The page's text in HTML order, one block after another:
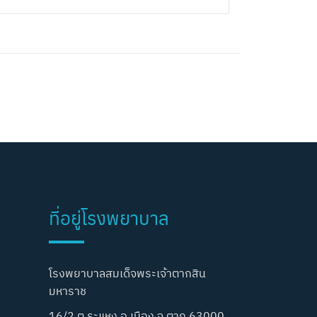
ที่อยู่โรงพยาบาล
โรงพยาบาลสมเด็จพระเจ้าตากสิน
มหาราช